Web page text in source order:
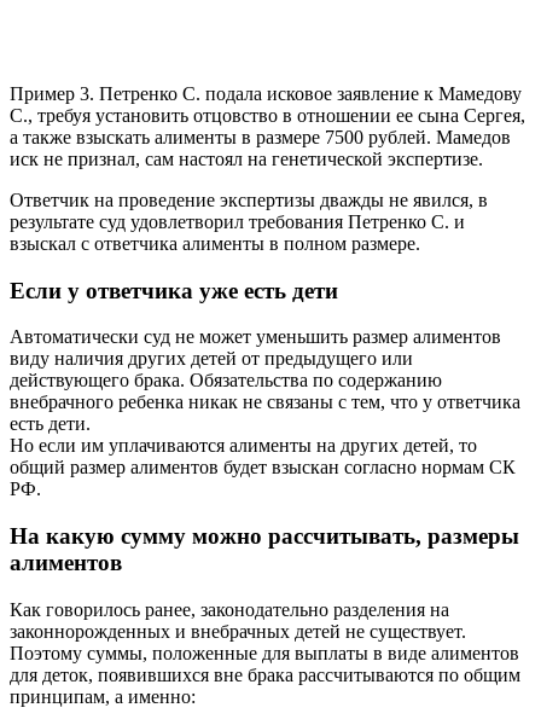
Пример 3. Петренко С. подала исковое заявление к Мамедову
С., требуя установить отцовство в отношении ее сына Сергея,
а также взыскать алименты в размере 7500 рублей. Мамедов
иск не признал, сам настоял на генетической экспертизе.
Ответчик на проведение экспертизы дважды не явился, в
результате суд удовлетворил требования Петренко С. и
взыскал с ответчика алименты в полном размере.
Если у ответчика уже есть дети
Автоматически суд не может уменьшить размер алиментов
виду наличия других детей от предыдущего или
действующего брака. Обязательства по содержанию
внебрачного ребенка никак не связаны с тем, что у ответчика
есть дети.
Но если им уплачиваются алименты на других детей, то
общий размер алиментов будет взыскан согласно нормам СК
РФ.
На какую сумму можно рассчитывать, размеры
алиментов
Как говорилось ранее, законодательно разделения на
законнорожденных и внебрачных детей не существует.
Поэтому суммы, положенные для выплаты в виде алиментов
для деток, появившихся вне брака рассчитываются по общим
принципам, а именно: